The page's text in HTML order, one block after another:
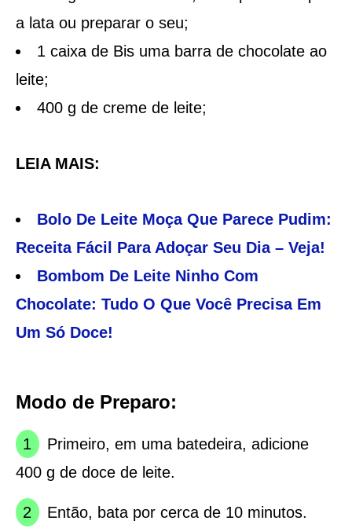
a lata ou preparar o seu;
1 caixa de Bis uma barra de chocolate ao
leite;
400 g de creme de leite;
LEIA MAIS:
Bolo De Leite Moça Que Parece Pudim:
Receita Fácil Para Adoçar Seu Dia – Veja!
Bombom De Leite Ninho Com
Chocolate: Tudo O Que Você Precisa Em
Um Só Doce!
Modo de Preparo:
Primeiro, em uma batedeira, adicione
400 g de doce de leite.
Então, bata por cerca de 10 minutos.